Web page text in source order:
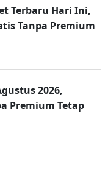
Terbaru Hari Ini,
Tanpa Premium
2026,
Premium Tetap